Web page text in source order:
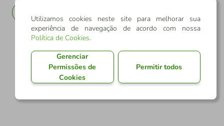
Utilizamos cookies neste site para melhorar sua
experiência de navegação de acordo com nossa
Política de Cookies.
Gerenciar
Permissões de
Cookies
Permitir todos